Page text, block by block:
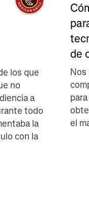
los que
no
a
todo
la
con la
de
Nos
el